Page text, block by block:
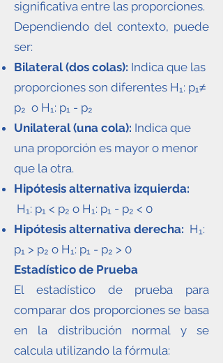
significativa entre las proporciones.
Dependiendo del contexto, puede
ser:
Bilateral (dos colas): Indica que las
proporciones son diferentes H₁: p₁≠
p₂ o H₁: p₁ - p₂
Unilateral (una cola): Indica que
una proporción es mayor o menor
que la otra.
Hipótesis alternativa izquierda:
H₁: p₁ < p₂ o H₁: p₁ - p₂ < 0
Hipótesis alternativa derecha: H₁:
p₁ > p₂ o H₁: p₁ - p₂ > 0
Estadístico de Prueba
El estadístico de prueba para
comparar dos proporciones se basa
en la distribución normal y se
calcula utilizando la fórmula: